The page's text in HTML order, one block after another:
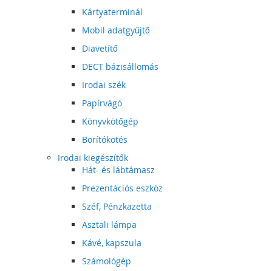
Kártyaterminál
Mobil adatgyűjtő
Diavetítő
DECT bázisállomás
Irodai szék
Papírvágó
Könyvkötőgép
Borítókötés
Irodai kiegészítők
Hát- és lábtámasz
Prezentációs eszköz
Széf, Pénzkazetta
Asztali lámpa
Kávé, kapszula
Számológép